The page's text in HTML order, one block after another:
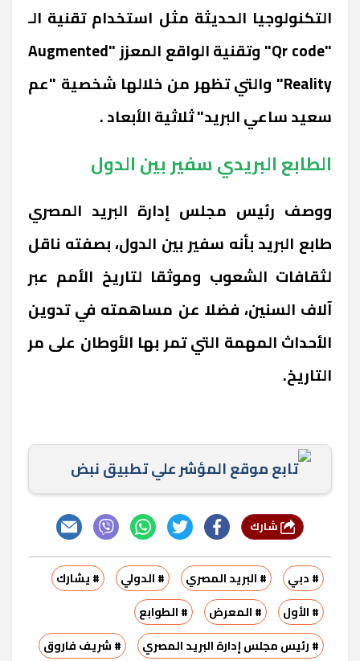
التكنولوجيا الحديثة مثل استخدام تقنية الـ
"Qr code" وتقنية الواقع المعزز "Augmented
Reality" والتي تظهر من خلالها شخصية "عم
سعيد ساعي البريد" ثلاثية الأبعاد .
الطابع البريدي سفير بين الدول
ووصف رئيس مجلس إدارة البريد المصري
طابع البريد بأنه سفير بين الدول، بصفته ناقل
لثقافات الشعوب وموثقا لتاريخ الأمم عبر
آلاف السنين، فضلا عن مساهمته في تدوين
الأحداث المهمة التي تمر بها الأوطان على مر
التاريخ.
تابع موقع المؤشر علي تطبيق نبض
# دبي # البريد المصري # الدولي
# يشارك
# الأول
# المعرض
# الطوابع
# رئيس مجلس إدارة البريد المصري
# شريف فاروق